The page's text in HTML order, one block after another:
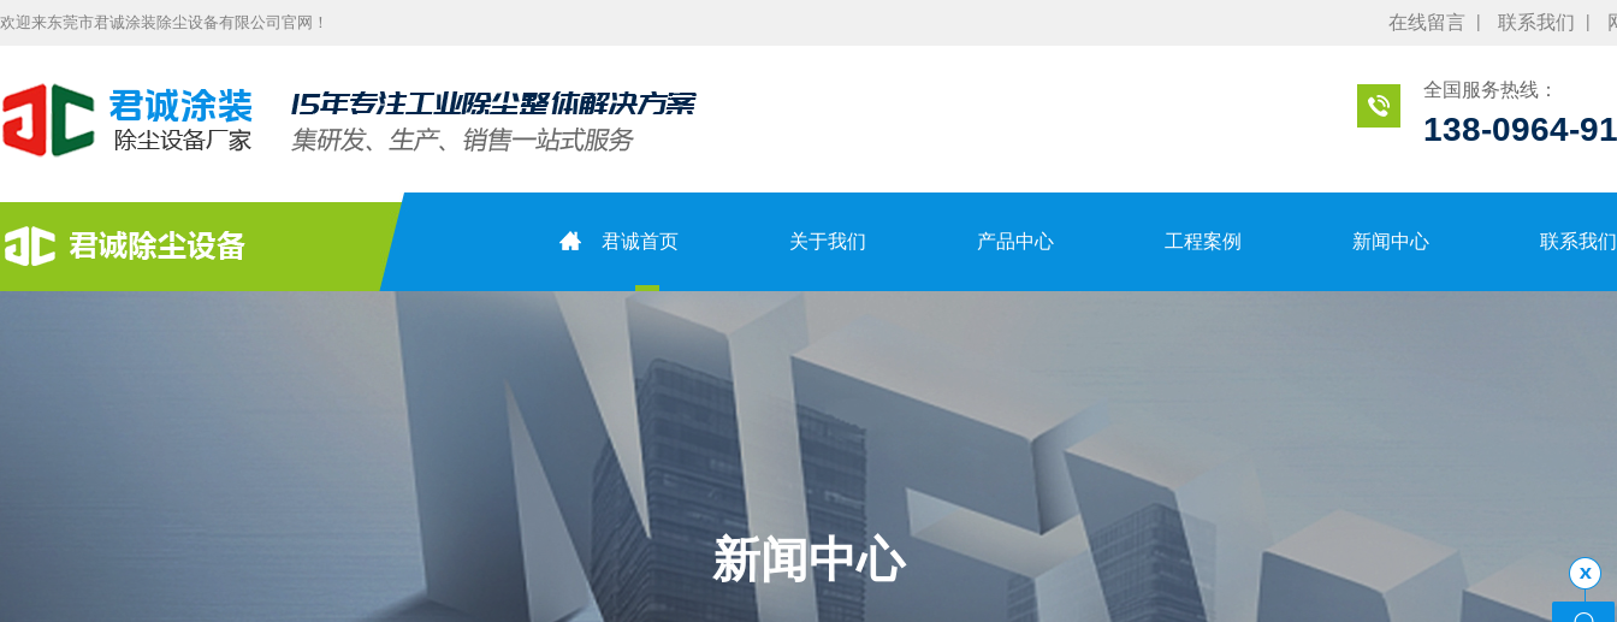
在线留言 联系我们
欢迎来东莞市君诚涂装除尘设备有限公司官网！
全国服务热线：
138-0964-
君诚首页 关于我们 产品中心 工程案例 新闻中心 联系我们
新闻中心